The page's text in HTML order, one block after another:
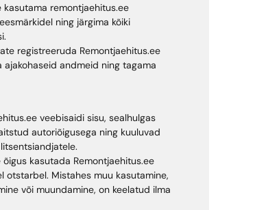
kasutama remontjaehitus.ee
ning järgima kõiki
registreeruda Remontjaehitus.ee
andmeid ning tagama
veebisaidi sisu, sealhulgas
autoriõigusega ning kuuluvad
kasutada Remontjaehitus.ee
otstarbel. Mistahes muu kasutamine,
või muundamine, on keelatud ilma